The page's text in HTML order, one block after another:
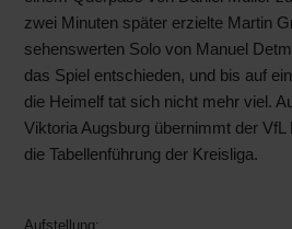
zwei Minuten später erzielte Martin
sehenswerten Solo von Manuel
das Spiel entschieden, und bis auf
die Heimelf tat sich nicht mehr viel.
Viktoria Augsburg übernimmt der
die Tabellenführung der Kreisliga.
Aufstellung: